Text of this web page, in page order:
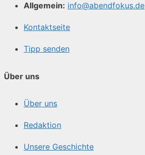
Allgemein: info@abendfokus.de
Kontaktseite
Tipp senden
Über uns
Über uns
Redaktion
Unsere Geschichte